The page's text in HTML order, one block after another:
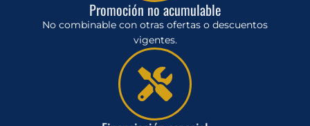
Promoción no acumulable
No combinable con otras ofertas o descuentos
vigentes.